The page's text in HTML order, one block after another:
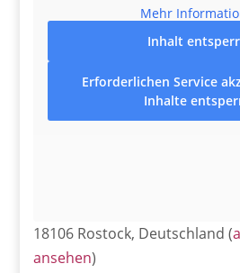
Mehr
Inhalt
Erforderlichen Service
Inhalte
18106 Rostock, Deutschland (
ansehen)